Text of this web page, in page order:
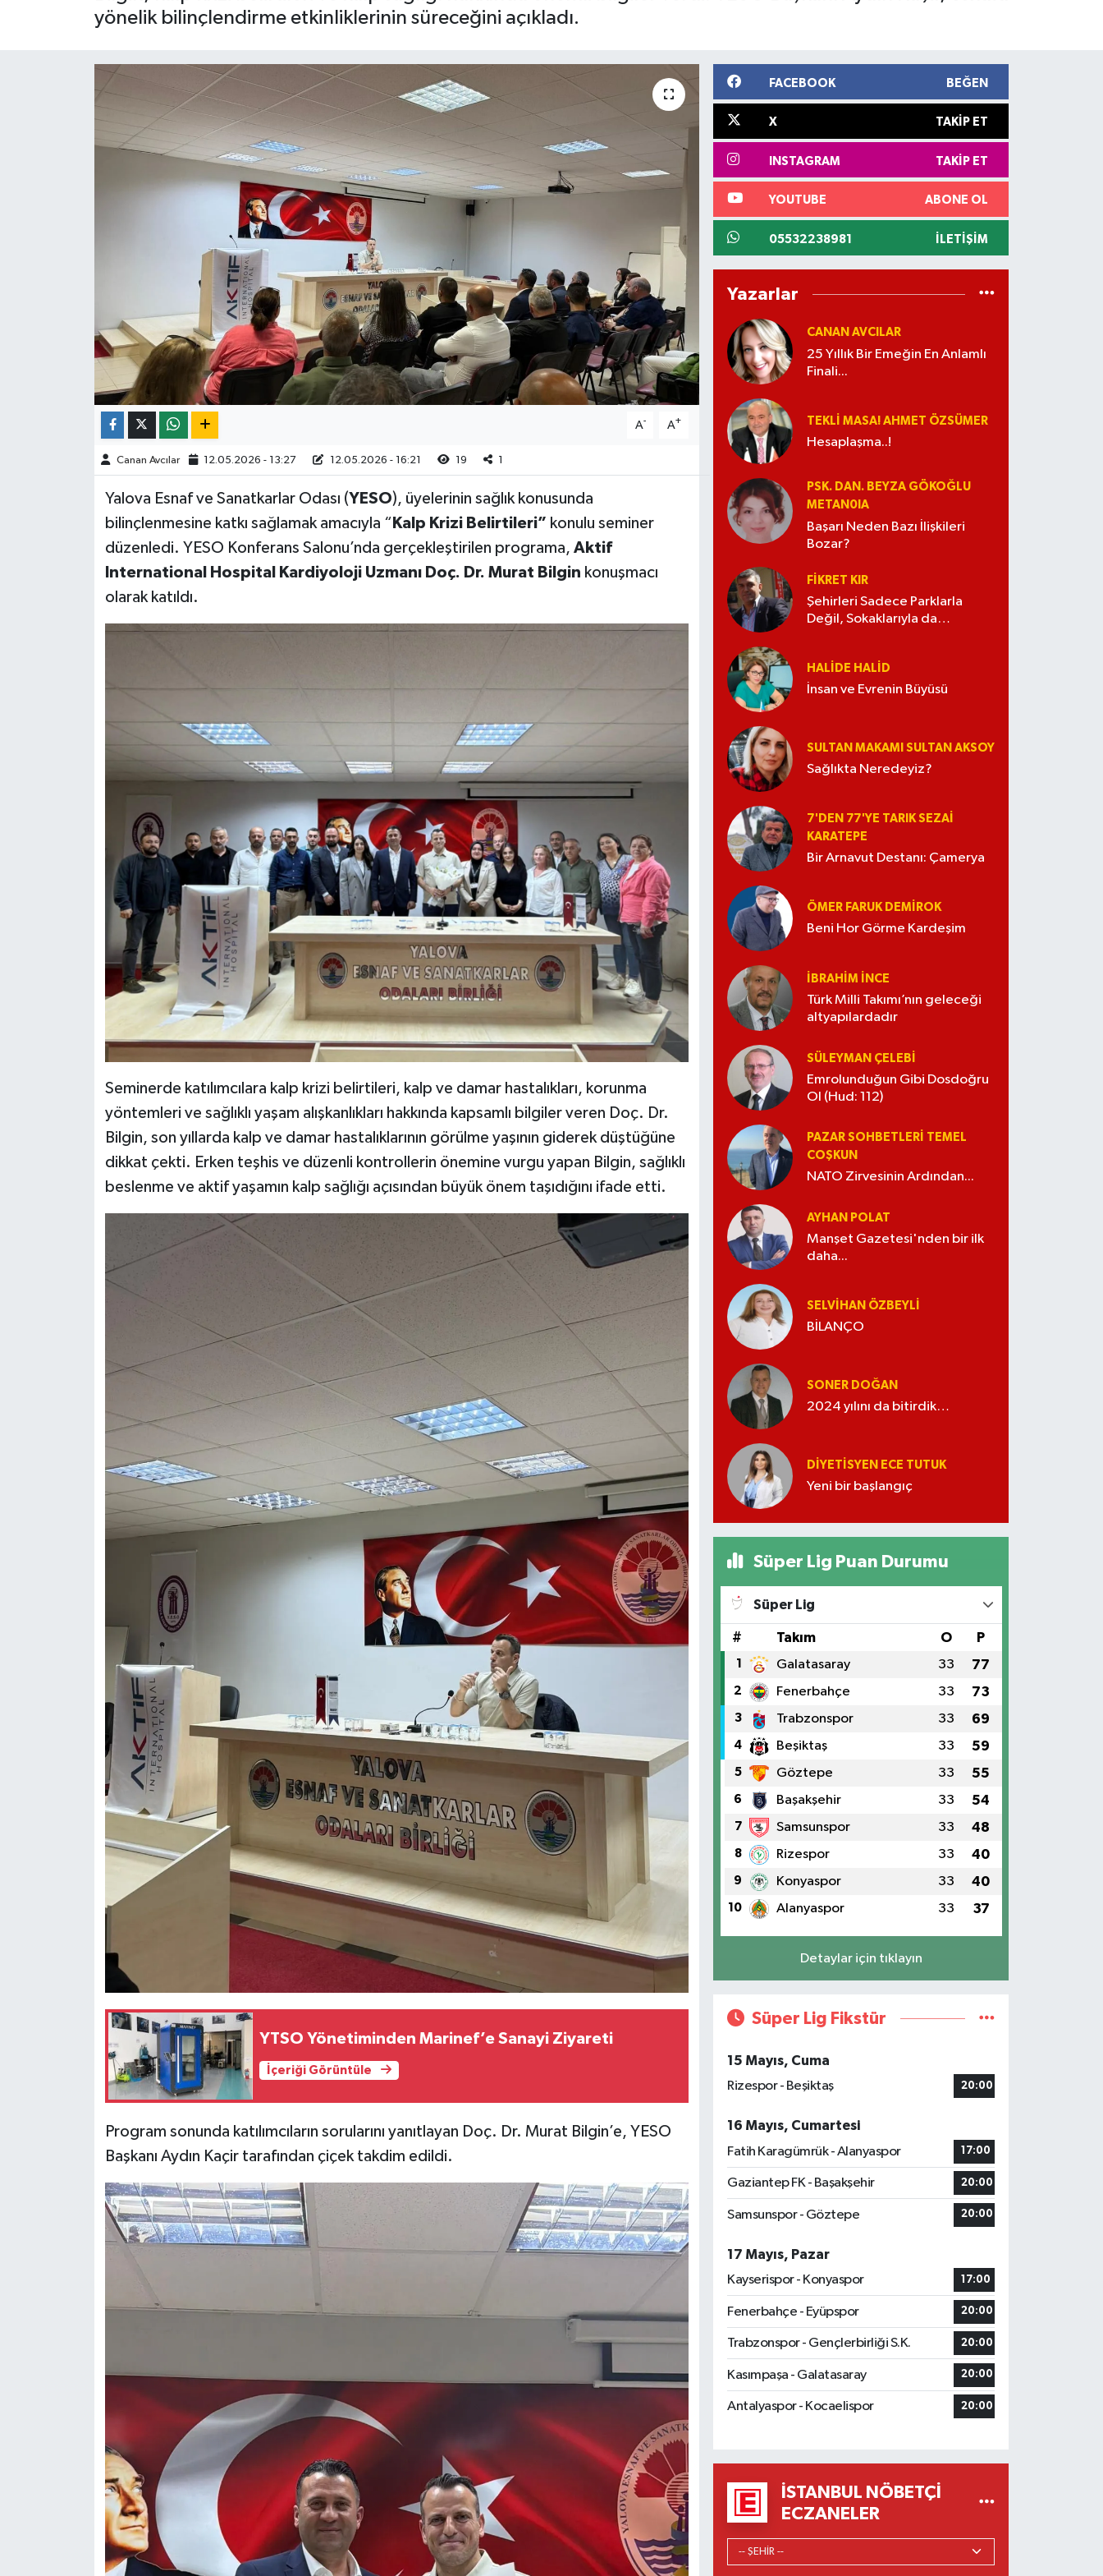
yönelik bilinçlendirme etkinliklerinin süreceğini açıkladı.
A- A+
Canan Avcılar 12.05.2026 - 13:27 12.05.2026 - 16:21 19 1
Yalova Esnaf ve Sanatkarlar Odası (YESO), üyelerinin sağlık konusunda
bilinçlenmesine katkı sağlamak amacıyla “ Kalp Krizi Belirtileri” konulu seminer
düzenledi. YESO Konferans Salonu’nda gerçekleştirilen programa, Aktif
International
Hospital Kardiyoloji Uzmanı Doç. Dr. Murat Bilgin konuşmacı
olarak katıldı.
Seminerde katılımcılara kalp krizi belirtileri, kalp ve damar hastalıkları, korunma
yöntemleri ve sağlıklı yaşam alışkanlıkları hakkında kapsamlı bilgiler veren Doç. Dr.
Bilgin, son yıllarda kalp ve damar hastalıklarının görülme yaşının giderek düştüğüne
dikkat çekti. Erken teşhis ve düzenli kontrollerin önemine vurgu yapan Bilgin, sağlıklı
beslenme ve aktif yaşamın kalp sağlığı açısından büyük önem taşıdığını ifade etti.
YTSO Yönetiminden Marinef’e Sanayi Ziyareti
İçeriği Görüntüle
Program sonunda katılımcıların sorularını yanıtlayan Doç. Dr. Murat Bilgin’e, YESO
Başkanı Aydın Kaçir tarafından çiçek takdim edildi.
FACEBOOK BEĞEN
X TAKIP ET
INSTAGRAM TAKIP ET
YOUTUBE ABONE OL
05532238981 İLETIŞIM
Yazarlar
CANAN AVCILAR
25 Yıllık Bir Emeğin En Anlamlı
Finali...
TEKLI MASA! AHMET ÖZSÜMER
Hesaplaşma..!
PSK. DAN. BEYZA GÖKOĞLU
METAN0IA
Başarı Neden Bazı İlişkileri
Bozar?
FIKRET KIR
Şehirleri Sadece Parklarla
Değil, Sokaklarıyla da
HALIDE HALID
İnsan ve Evrenin Büyüsü
SULTAN MAKAMI SULTAN AKSOY
Sağlıkta Neredeyiz?
7'DEN 77'YE TARIK SEZAI
KARATEPE
Bir Arnavut Destanı: Çamerya
ÖMER FARUK DEMIROK
Beni Hor Görme Kardeşim
İBRAHIM İNCE
Türk Milli Takımı’nın geleceği
altyapılardadır
SÜLEYMAN ÇELEBI
Emrolunduğun Gibi Dosdoğru
Ol (Hud: 112)
PAZAR SOHBETLERI TEMEL
COŞKUN
NATO Zirvesinin Ardından...
AYHAN POLAT
Manşet Gazetesi'nden bir ilk
daha...
SELVIHAN ÖZBEYLI
BİLANÇO
SONER DOĞAN
2024 yılını da bitirdik…
DIYETISYEN ECE TUTUK
Yeni bir başlangıç
Süper Lig Puan Durumu
Süper Lig
# Takım O P
1 Galatasaray 33 77
2 Fenerbahçe 33 73
3 Trabzonspor 33 69
4 Beşiktaş 33 59
5 Göztepe 33 55
6 Başakşehir 33 54
7 Samsunspor 33 48
8 Rizespor 33 40
9 Konyaspor 33 40
10 Alanyaspor 33 37
Detaylar için tıklayın
Süper Lig Fikstür
15 Mayıs, Cuma
Rizespor - Beşiktaş
20:00
16 Mayıs, Cumartesi
Fatih Karagümrük - Alanyaspor
17:00
Gaziantep FK - Başakşehir 20:00
Samsunspor - Göztepe 20:00
17 Mayıs, Pazar
Kayserispor - Konyaspor
17:00
Fenerbahçe - Eyüpspor 20:00
Trabzonspor - Gençlerbirliği S.K. 20:00
Kasımpaşa - Galatasaray 20:00
Antalyaspor - Kocaelispor 20:00
İSTANBUL NÖBETÇI
ECZANELER